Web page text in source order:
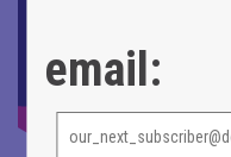
email: